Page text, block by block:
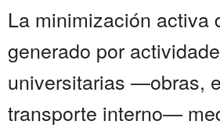
La minimización activa
generado por
universitarias —obras,
transporte interno—